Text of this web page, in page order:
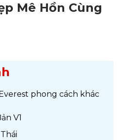
Mê Hồn Cùng
phong cách khác
V1